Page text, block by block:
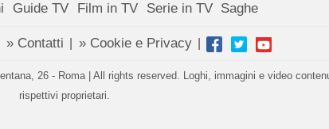
Guide TV Film in TV Serie in TV Saghe
» Contatti » Cookie e Privacy
26 - Roma | All rights reserved. Loghi, immagini e video
rispettivi proprietari.